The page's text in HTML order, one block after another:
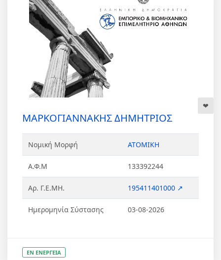
ΜΑΡΚΟΓΙΑΝΝΑΚΗΣ ΔΗΜΗΤΡΙΟΣ
Νομική Μορφή ΑΤΟΜΙΚΗ
Α.Φ.Μ 133392244
Αρ. Γ.Ε.ΜΗ. 195411401000 ↗
Ημερομηνία Σύστασης 03-08-2026
ΕΝ ΕΝΕΡΓΕΙΑ